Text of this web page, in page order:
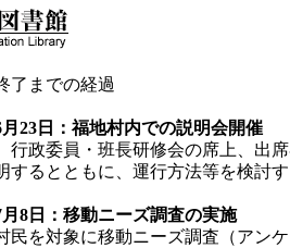
了までの経過
23日：福地村内での説明会開催
政委員・班長研修会の席上、出
するとともに、運行方法等を検討
8日：移動ニーズ調査の実施
を対象に移動ニーズ調査（アン